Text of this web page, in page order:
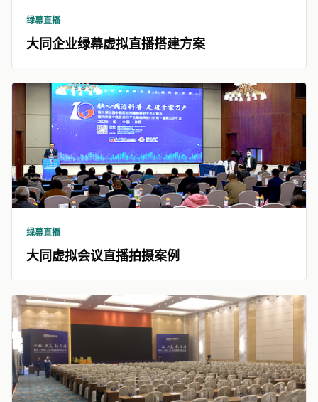
绿幕直播
大同企业绿幕虚拟直播搭建方案
绿幕直播
大同虚拟会议直播拍摄案例